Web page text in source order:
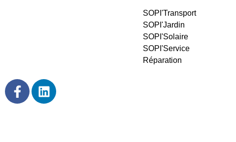
SOPI'Transport
SOPI'Jardin
SOPI'Solaire
SOPI'Service
Réparation